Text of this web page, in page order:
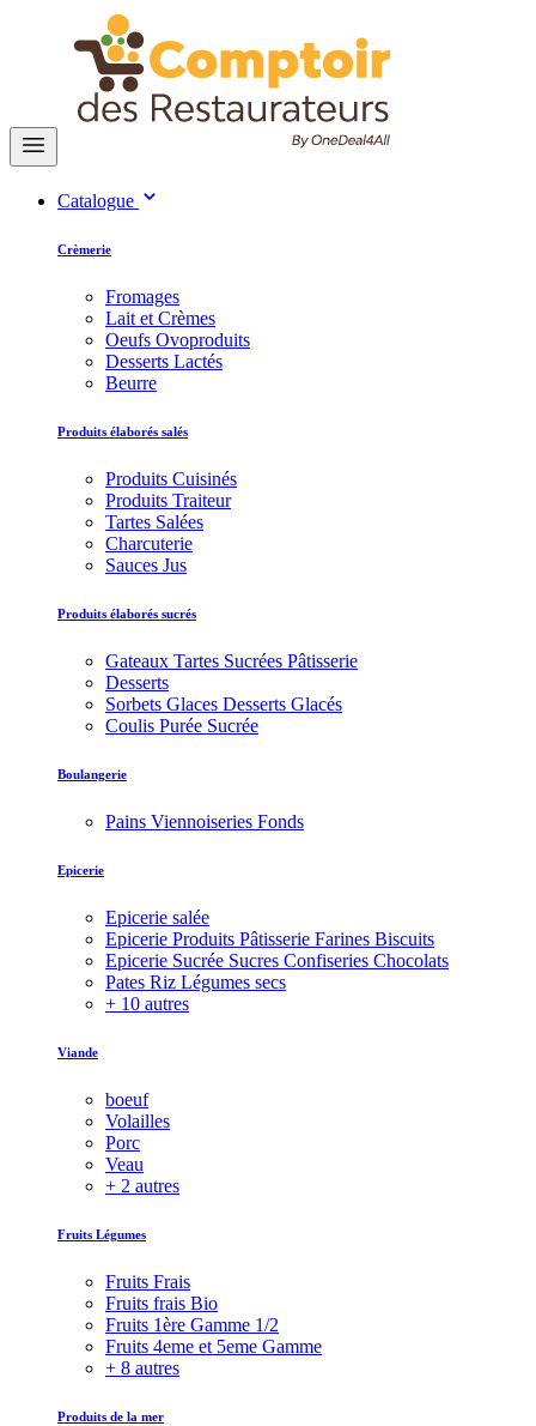
Catalogue
Crèmerie
Fromages
Lait et Crèmes
Oeufs Ovoproduits
Desserts Lactés
Beurre
Produits élaborés salés
Produits Cuisinés
Produits Traiteur
Tartes Salées
Charcuterie
Sauces Jus
Produits élaborés sucrés
Gateaux Tartes Sucrées Pâtisserie
Desserts
Sorbets Glaces Desserts Glacés
Coulis Purée Sucrée
Boulangerie
Pains Viennoiseries Fonds
Epicerie
Epicerie salée
Epicerie Produits Pâtisserie Farines Biscuits
Epicerie Sucrée Sucres Confiseries Chocolats
Pates Riz Légumes secs
+ 10 autres
Viande
boeuf
Volailles
Porc
Veau
+ 2 autres
Fruits Légumes
Fruits Frais
Fruits frais Bio
Fruits 1ère Gamme 1/2
Fruits 4eme et 5eme Gamme
+ 8 autres
Produits de la mer